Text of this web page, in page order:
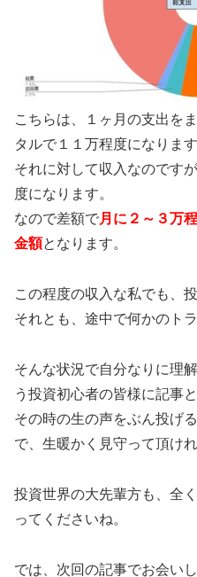
こちらは、１ヶ月の支出を
タルで１１万程度になります
それに対して収入なのです
度になります。
なので差額で月に２～３万
金額となります。
この程度の収入な私でも、
それとも、途中で何かのト
そんな状況で自分なりに理
う投資初心者の皆様に記事
その時の生の声をぶん投げ
で、生暖かく見守って頂け
投資世界の大先輩方も、全
ってくださいね。
では、次回の記事でお会い